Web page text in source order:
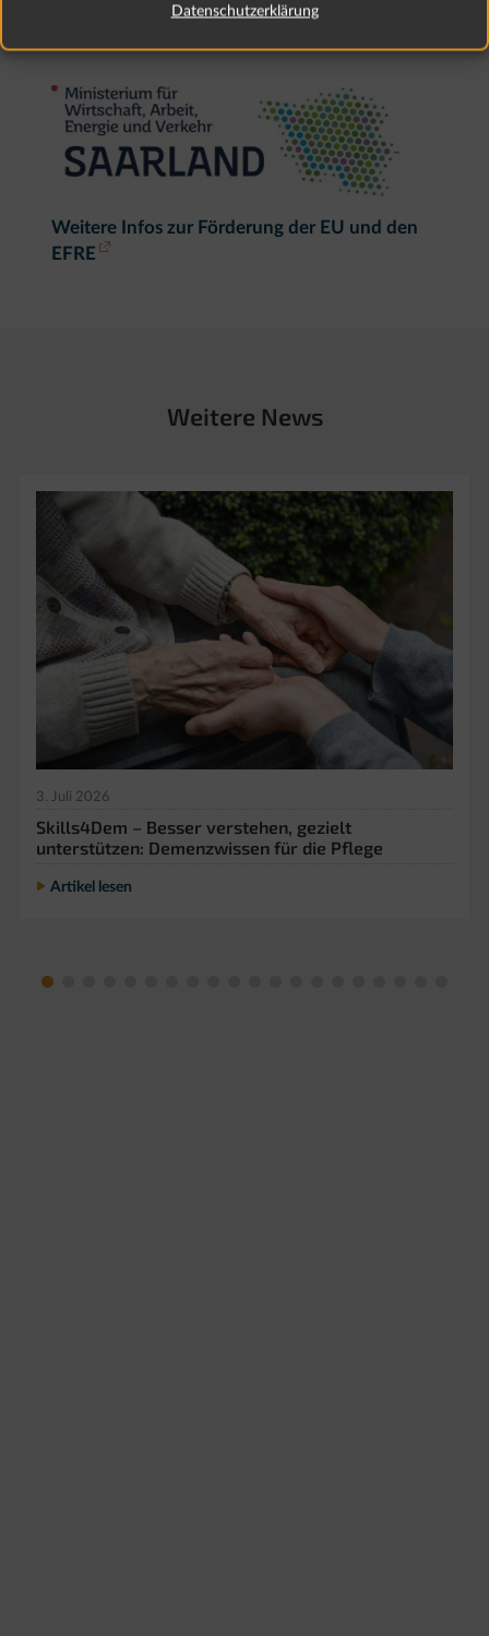
Datenschutzerklärung
Weitere Infos zur Förderung der EU und den
EFRE
Weitere News
3. Juli 2026
Skills4Dem – Besser verstehen, gezielt
unterstützen: Demenzwissen für die Pflege
Artikel lesen